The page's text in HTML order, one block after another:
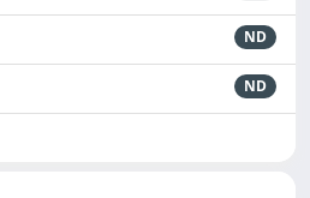
ND
ND